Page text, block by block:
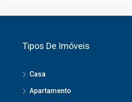
Tipos De Imóveis
Casa
Apartamento